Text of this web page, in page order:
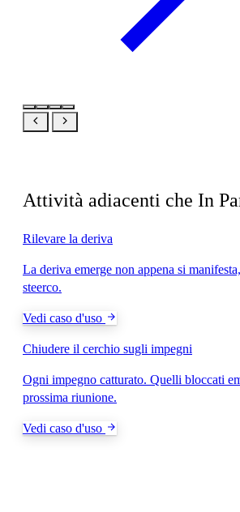
Attività adiacenti che In
Rilevare la deriva
La deriva emerge non appena si
steerco.
Vedi caso d'uso
Chiudere il cerchio sugli impegni
Ogni impegno catturato. Quelli bloccati
prossima riunione.
Vedi caso d'uso